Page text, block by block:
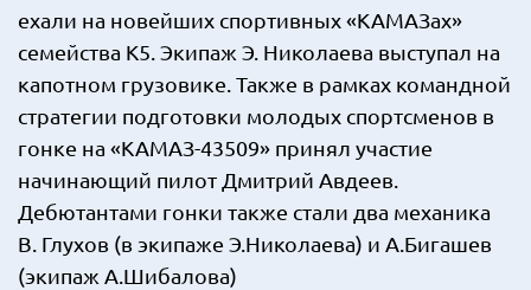
ехали на новейших спортивных «КАМАЗах»
семейства К5. Экипаж Э. Николаева выступал на
капотном грузовике. Также в рамках командной
стратегии подготовки молодых спортсменов в
гонке на «КАМАЗ-43509» принял участие
начинающий пилот Дмитрий Авдеев.
Дебютантами гонки также стали два механика
В. Глухов (в экипаже Э.Николаева) и А.Бигашев
(экипаж А.Шибалова)